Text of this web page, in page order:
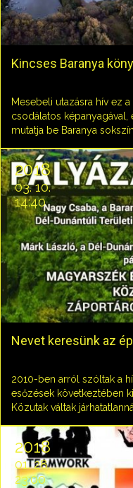
Kincses Baranya
Mesebeli utazásra hív ez
csodálatos képanyagával,
mutatja be Baranya
Nevet keresünk az
2018
03. 10.
14:40
2010-ben arról szóltak a
esőzések következtében
Közutak váltak
szakadtak át. Az ehhez
bekövetkezésének
záportározó.A beruházás
csapadék összegyűjtése,
2018
01. 28.
23:00